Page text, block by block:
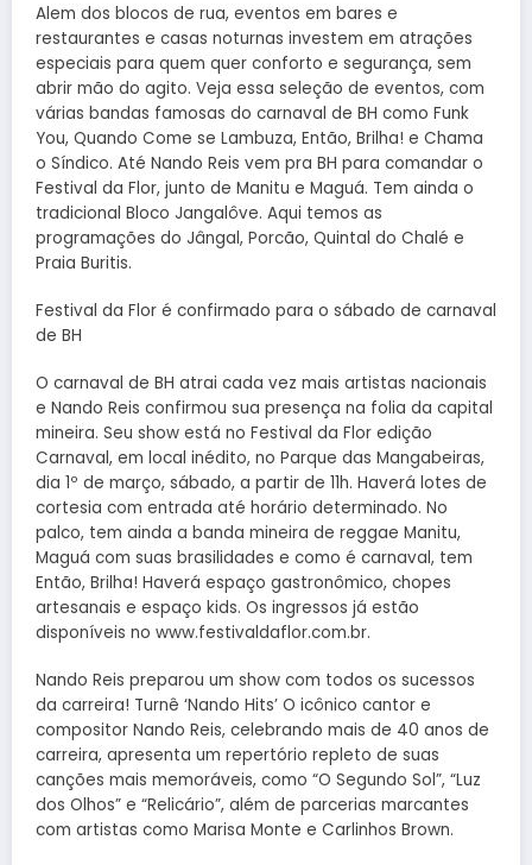
Alem dos blocos de rua, eventos em bares e
restaurantes e casas noturnas investem em atrações
especiais para quem quer conforto e segurança, sem
abrir mão do agito. Veja essa seleção de eventos, com
várias bandas famosas do carnaval de BH como Funk
You, Quando Come se Lambuza, Então, Brilha! e Chama
o Síndico. Até Nando Reis vem pra BH para comandar o
Festival da Flor, junto de Manitu e Maguá. Tem ainda o
tradicional Bloco Jangalôve. Aqui temos as
programações do Jângal, Porcão, Quintal do Chalé e
Praia Buritis.
Festival da Flor é confirmado para o sábado de carnaval
de BH
O carnaval de BH atrai cada vez mais artistas nacionais
e Nando Reis confirmou sua presença na folia da capital
mineira. Seu show está no Festival da Flor edição
Carnaval, em local inédito, no Parque das Mangabeiras,
dia 1º de março, sábado, a partir de 11h. Haverá lotes de
cortesia com entrada até horário determinado. No
palco, tem ainda a banda mineira de reggae Manitu,
Maguá com suas brasilidades e como é carnaval, tem
Então, Brilha! Haverá espaço gastronômico, chopes
artesanais e espaço kids. Os ingressos já estão
disponíveis no www.festivaldaflor.com.br.
Nando Reis preparou um show com todos os sucessos
da carreira! Turnê ‘Nando Hits’ O icônico cantor e
compositor Nando Reis, celebrando mais de 40 anos de
carreira, apresenta um repertório repleto de suas
canções mais memoráveis, como “O Segundo Sol”, “Luz
dos Olhos” e “Relicário”, além de parcerias marcantes
com artistas como Marisa Monte e Carlinhos Brown.